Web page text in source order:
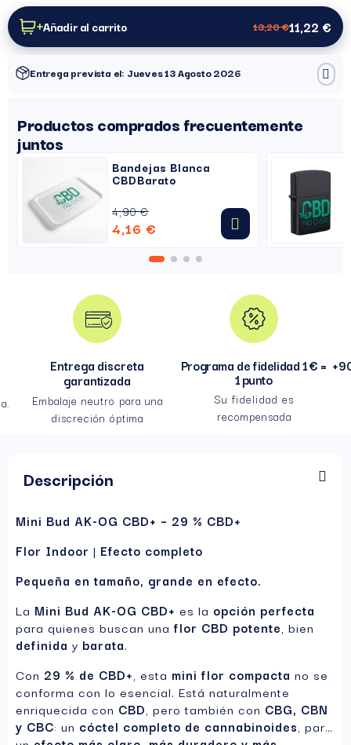
Añadir al carrito 13,20 €11,22 €
Entrega prevista el: Jueves 13 Agosto 2026
Productos comprados frecuentemente
juntos
Bandejas Blanca
CBDBarato
4,90 €
4,16 €
Entrega discreta
garantizada
Embalaje neutro para una
discreción óptima
Programa de fidelidad 1 € =
1 punto
Su fidelidad es
recompensada
Descripción
Mini Bud AK-OG CBD+ – 29 % CBD+
Flor Indoor | Efecto completo
Pequeña en tamaño, grande en efecto.
La Mini Bud AK-OG CBD+ es la opción perfecta
para quienes buscan una flor CBD potente , bien
definida y barata.
Con 29 % de CBD+ , esta mini flor compacta no se
conforma con lo esencial. Está naturalmente
enriquecida con CBD , pero también con CBG, CBN
y CBC: un cóctel completo de cannabinoides , para